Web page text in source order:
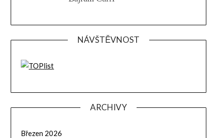
NÁVŠTĚVNOST
ARCHIVY
Březen 2026